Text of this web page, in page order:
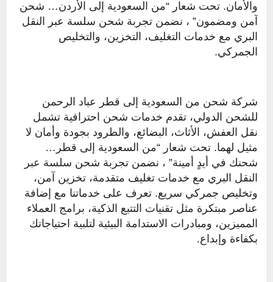
والأمان. تحت شعار “من السعودية إلى الأردن… شحن
آمن ومضمون” ، نضمن تجربة شحن سلسة عبر النقل
البري مع خدمات التغليف، التخزين، والتخليص
الجمركي.
شركة شحن من السعودية إلى قطر عباد الرحمن
للشحن الدولي، تقدم خدمات شحن احترافية تشمل
نقل العفش، الأثاث، البضائع، والطرود بجودة وأمان لا
مثيل لهما. تحت شعار “من السعودية إلى قطر…
شحنك في أيدٍ أمينة” ، نضمن تجربة شحن سلسة عبر
النقل البري مع خدمات تغليف متقدمة، تخزين آمن،
وتخليص جمركي سريع. تعرف على خدماتنا مع إضافة
عناصر مبتكرة مثل تقنيات التتبع الذكية، برامج العملاء
المميزين، ومبادرات الاستدامة البيئية لتلبية احتياجاتك
بكفاءة وإبداع.